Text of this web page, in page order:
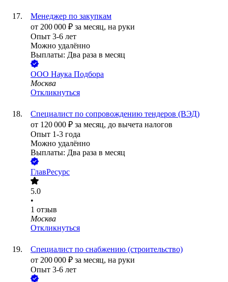
Менеджер по закупкам
от 200 000 ₽ за месяц, на руки
Опыт 3-6 лет
Можно удалённо
Выплаты: Два раза в месяц
ООО Наука Подбора
Москва
Откликнуться
Специалист по сопровождению тендеров (ВЭД)
от 120 000 ₽ за месяц, до вычета налогов
Опыт 1-3 года
Можно удалённо
Выплаты: Два раза в месяц
ГлавРесурс
5.0
•
1 отзыв
Москва
Откликнуться
Специалист по снабжению (строительство)
от 200 000 ₽ за месяц, на руки
Опыт 3-6 лет